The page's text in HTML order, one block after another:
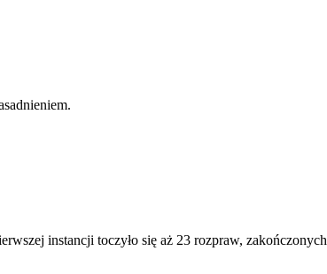
instancji toczyło się aż 23 rozpraw, zakończonych